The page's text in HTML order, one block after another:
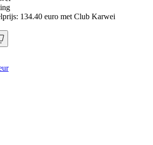
134.40 euro met Club Karwei